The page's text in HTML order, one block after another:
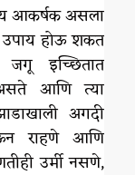
आकर्षक असला
उपाय होऊ शकत
इच्छितात
आणि त्या
अगदी
राहणे आणि
उर्मी नसणे,